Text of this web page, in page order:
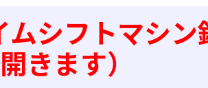
ムシフトマシ
きます）